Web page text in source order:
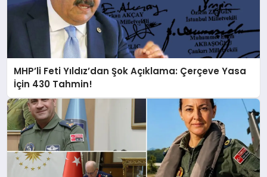
MHP’li Feti Yıldız’dan Şok Açıklama: Çerçeve Yasa
İçin 430 Tahmin!